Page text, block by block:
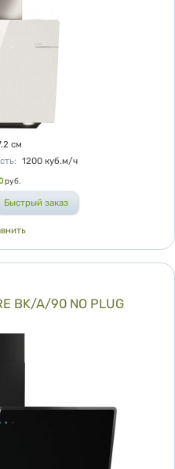
см
: 1200 куб.м/ч
руб.
BK/A/90 NO PLUG